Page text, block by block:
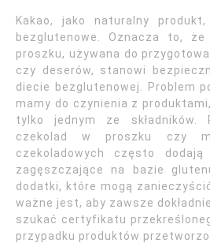
Kakao, jako naturalny
bezglutenowe. Oznacza to,
proszku, używana do
czy deserów, stanowi
diecie bezglutenowej. Problem
mamy do czynienia z
tylko jednym ze składników.
czekolad w proszku czy
czekoladowych często
zagęszczające na bazie
dodatki, które mogą
ważne jest, aby zawsze
szukać certyfikatu
przypadku produktów